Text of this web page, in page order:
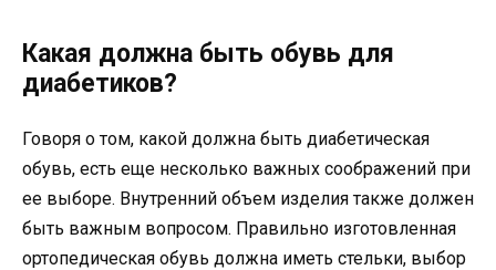
Какая должна быть обувь для
диабетиков?
Говоря о том, какой должна быть диабетическая
обувь, есть еще несколько важных соображений при
ее выборе. Внутренний объем изделия также должен
быть важным вопросом. Правильно изготовленная
ортопедическая обувь должна иметь стельки, выбор